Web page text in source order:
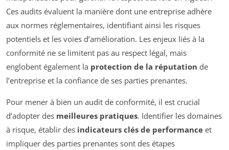
Ces audits évaluent la manière dont une entreprise adhère
aux normes réglementaires, identifiant ainsi les risques
potentiels et les voies d’amélioration. Les enjeux liés à la
conformité ne se limitent pas au respect légal, mais
englobent également la protection de la réputation de
l’entreprise et la confiance de ses parties prenantes.
Pour mener à bien un audit de conformité, il est crucial
d’adopter des meilleures pratiques. Identifier les domaines
à risque, établir des indicateurs clés de performance et
impliquer des parties prenantes sont des étapes